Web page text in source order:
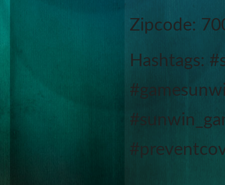
Zipcode:
Hashtags: